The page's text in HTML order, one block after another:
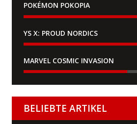
POKÉMON POKOPIA
YS X: PROUD NORDICS
MARVEL COSMIC INVASION
BELIEBTE ARTIKEL